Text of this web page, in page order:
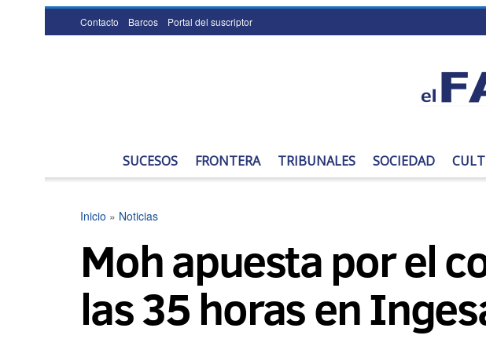
Contacto Barcos Portal del suscriptor
SUCESOS FRONTERA TRIBUNALES SOCIEDAD
Inicio » Noticias
Moh apuesta por el
las 35 horas en